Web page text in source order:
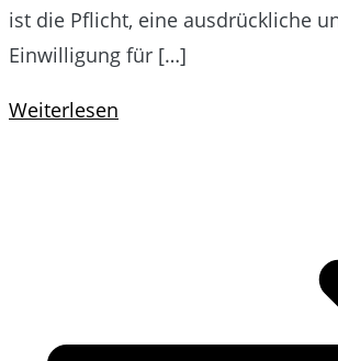
ist die Pflicht, eine ausdrückliche
Einwilligung für […]
Weiterlesen